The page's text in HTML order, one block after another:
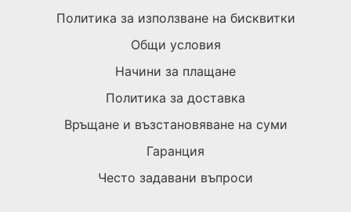
Политика за използване на бисквитки
Общи условия
Начини за плащане
Политика за доставка
Връщане и възстановяване на суми
Гаранция
Често задавани въпроси